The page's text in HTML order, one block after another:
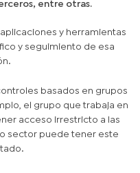
entre otras.
y herramientas
y seguimiento de esa
basados en grupos
el grupo que trabaja en
acceso irrestricto a las
sector puede tener este